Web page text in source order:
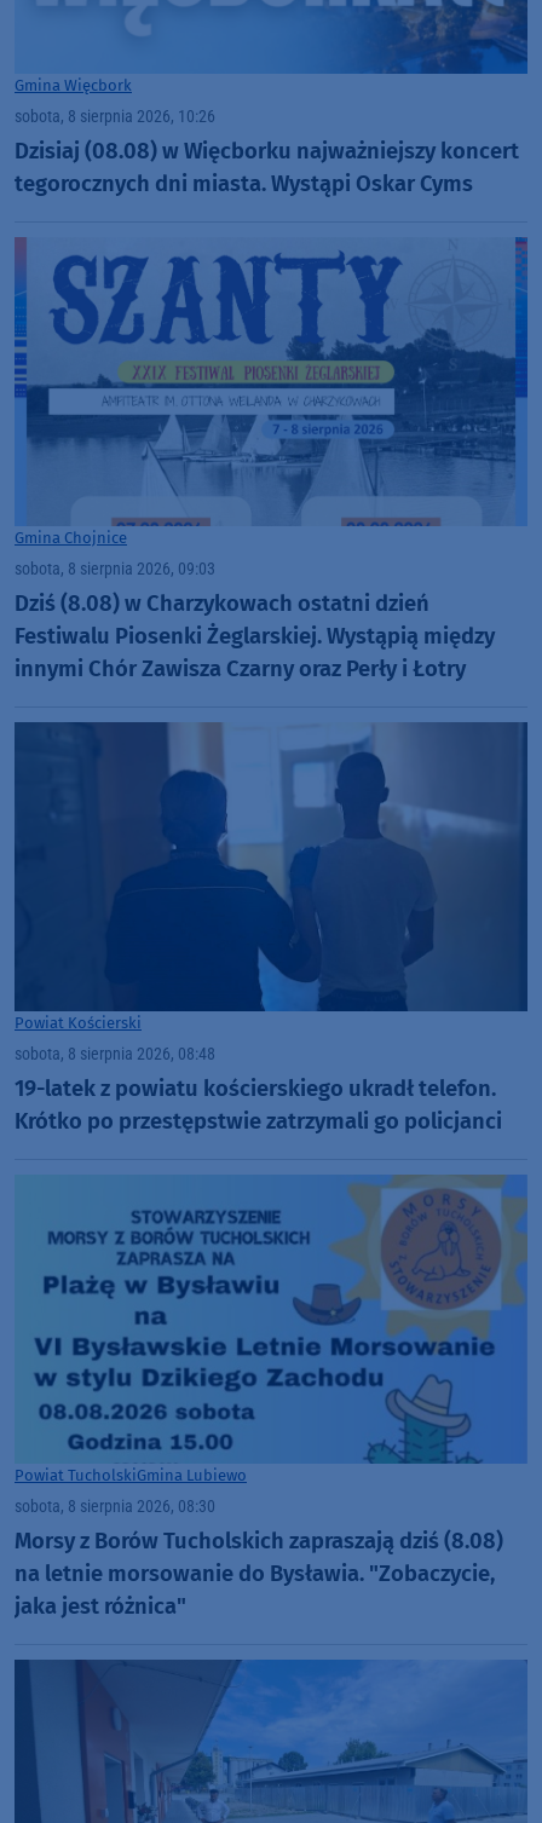
Gmina Więcbork
sobota, 8 sierpnia 2026, 10:26
Dzisiaj (08.08) w Więcborku najważniejszy koncert
tegorocznych dni miasta. Wystąpi Oskar Cyms
Gmina Chojnice
sobota, 8 sierpnia 2026, 09:03
Dziś (8.08) w Charzykowach ostatni dzień
Festiwalu Piosenki Żeglarskiej. Wystąpią między
innymi Chór Zawisza Czarny oraz Perły i Łotry
Powiat Kościerski
sobota, 8 sierpnia 2026, 08:48
19-latek z powiatu kościerskiego ukradł telefon.
Krótko po przestępstwie zatrzymali go policjanci
Powiat TucholskiGmina Lubiewo
sobota, 8 sierpnia 2026, 08:30
Morsy z Borów Tucholskich zapraszają dziś (8.08)
na letnie morsowanie do Bysławia. "Zobaczycie,
jaka jest różnica"